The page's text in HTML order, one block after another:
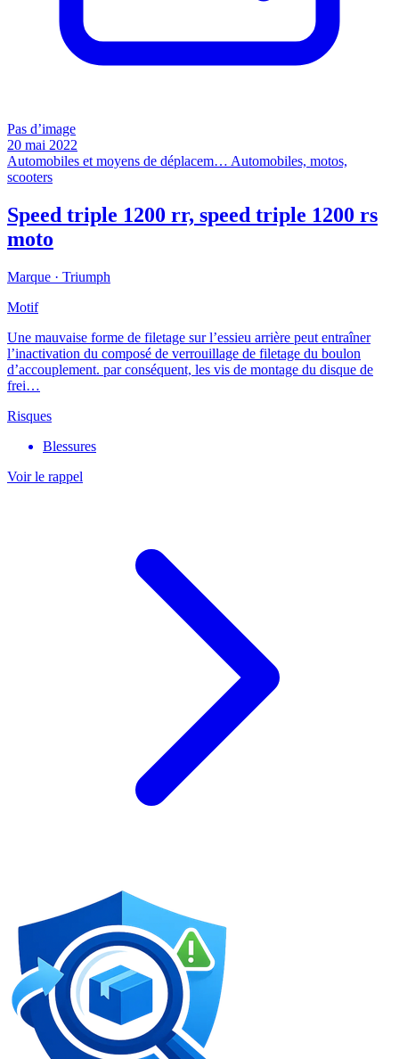
Pas d’image
20 mai 2022
Automobiles et moyens de déplacem… Automobiles, motos,
scooters
Speed triple 1200 rr, speed triple 1200 rs
moto
Marque · Triumph
Motif
Une mauvaise forme de filetage sur l’essieu arrière peut entraîner
l’inactivation du composé de verrouillage de filetage du boulon
d’accouplement. par conséquent, les vis de montage du disque de
frei…
Risques
Blessures
Voir le rappel